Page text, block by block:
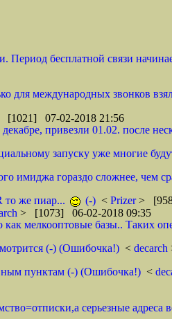
бесплатной связи
для международных звонков
[1021] 07-02-2018 21:56
привезли 01.02. после
запуску уже многие
имиджа гораздо сложнее, чем
то же пиар...
(-) < Prizer>
> [1073] 06-02-2018 09:35
мелкооптовые базы.. Таких
(-) (Ошибочка!) < decarch
пунктам (-) (Ошибочка!) <
серьезные